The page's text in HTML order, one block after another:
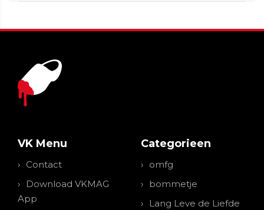
VK Menu
Contact
Download VKMAG
App
Categorieen
omfg
bommetje
Lang Leve de Liefde